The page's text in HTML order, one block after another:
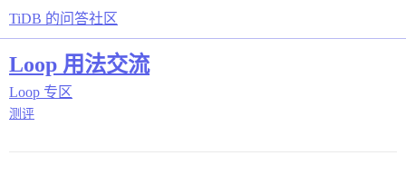
TiDB 的问答社区
Loop 用法交流
Loop 专区
测评